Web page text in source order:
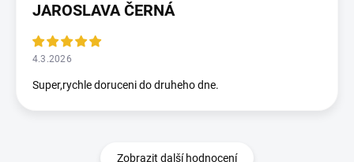
JAROSLAVA ČERNÁ
4.3.2026
Super,rychle doruceni do druheho dne.
Zobrazit další hodnocení